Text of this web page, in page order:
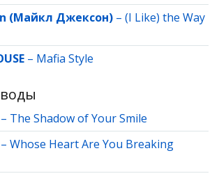
(Майкл Джексон) – (I Like) the Way
– Mafia Style
– The Shadow of Your Smile
– Whose Heart Are You Breaking